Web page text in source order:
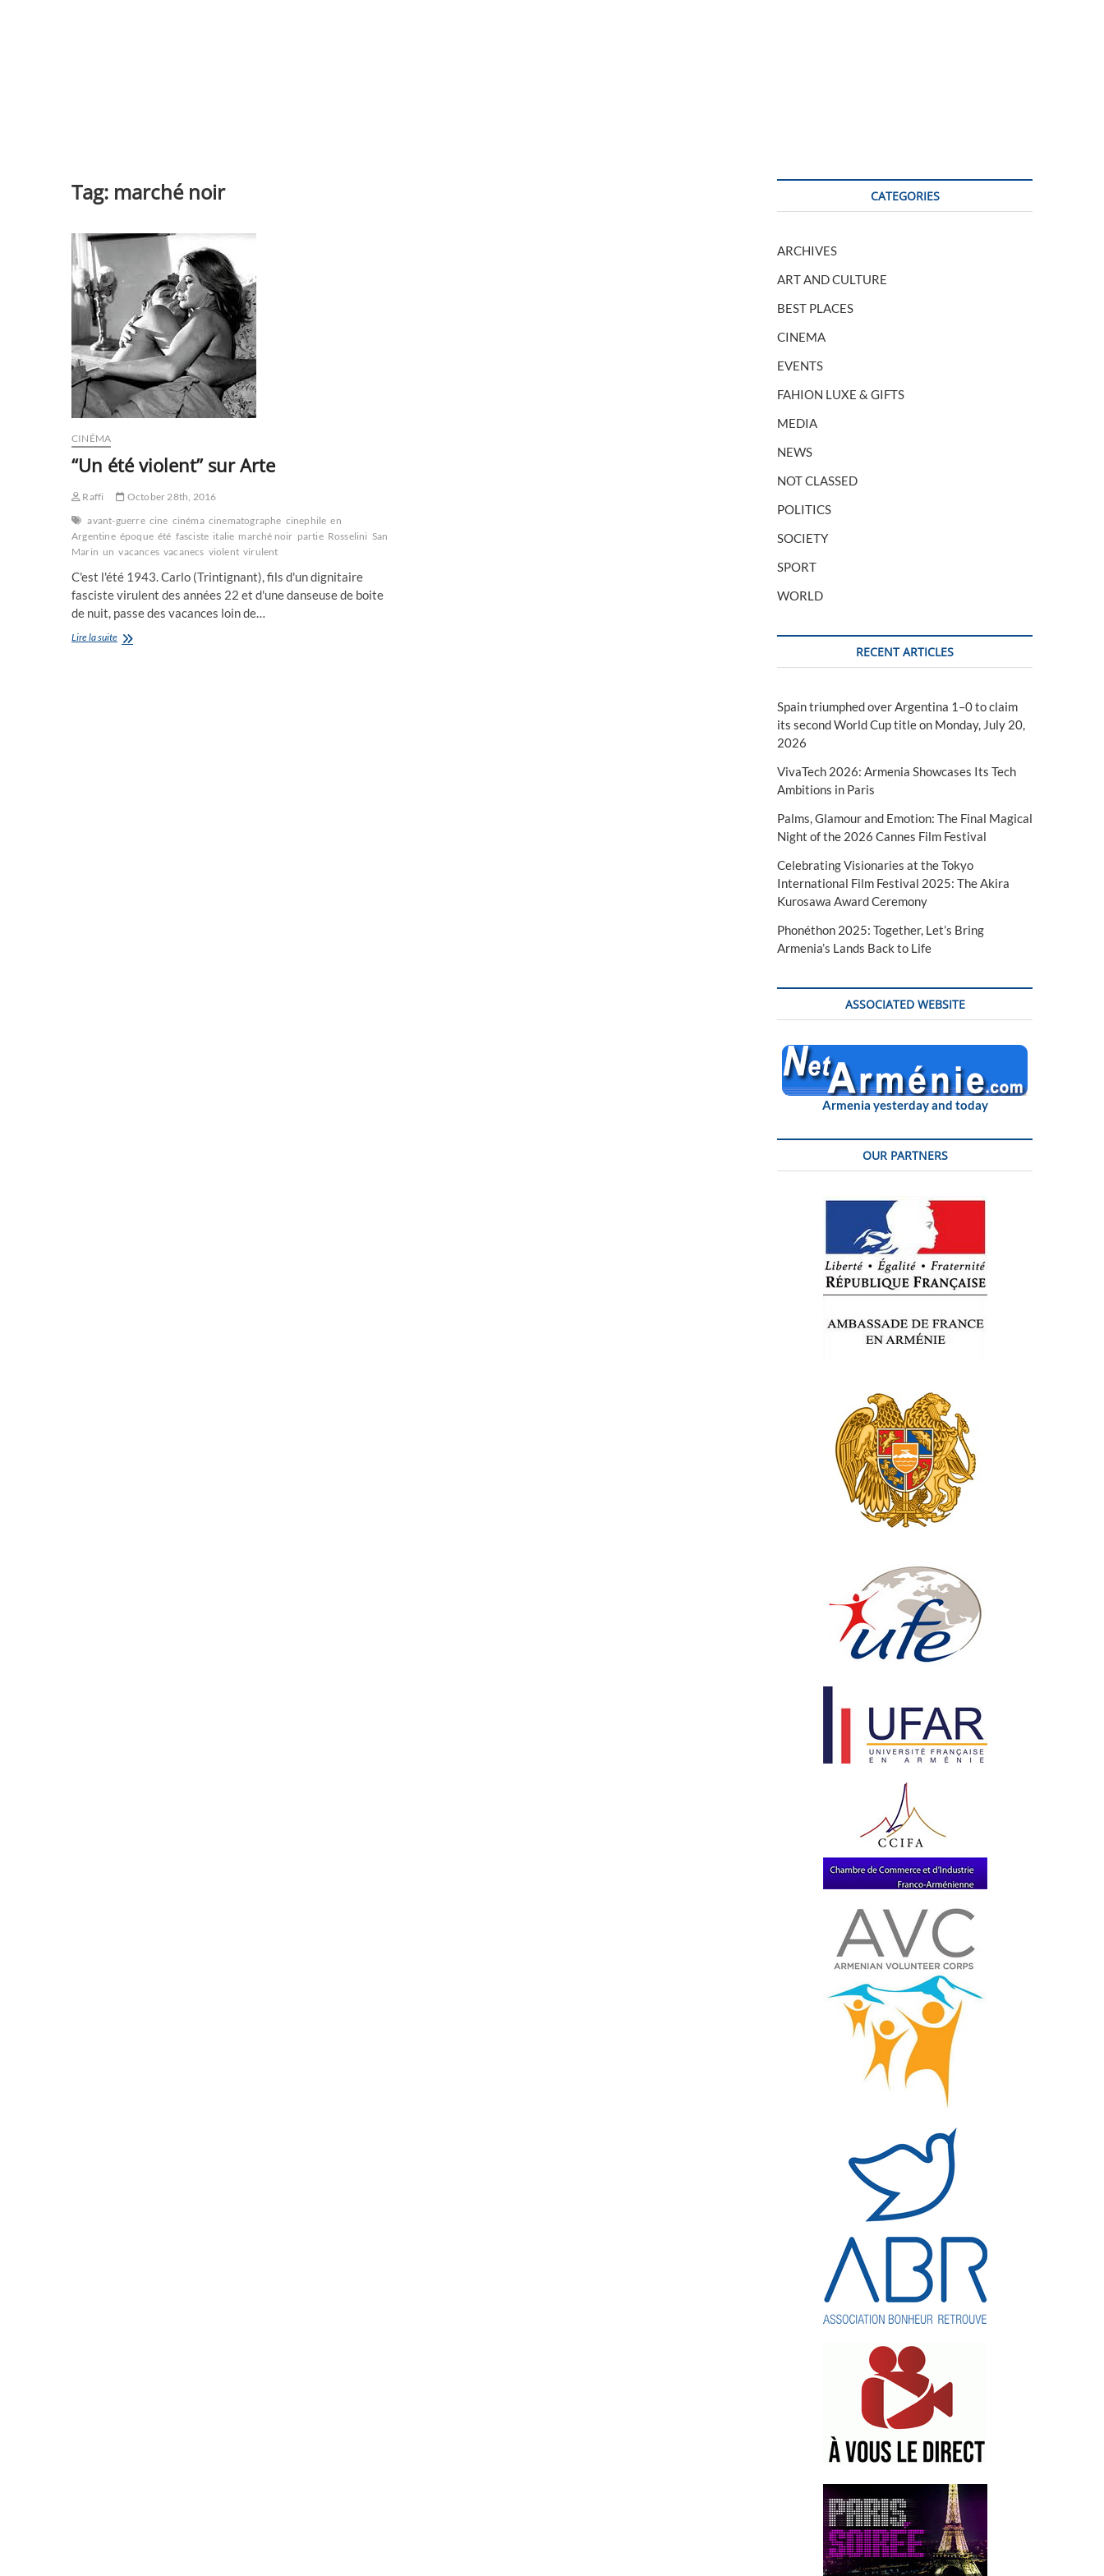
Tag: marché noir
CINÉMA
“Un été violent” sur Arte
Raffi
October 28th, 2016
avant-guerre cine cinéma cinematographe cinephile en
Argentine époque été fasciste italie marché noir partie Rosselini San
Marin un vacances vacanecs violent virulent
C'est l'été 1943. Carlo (Trintignant), fils d'un dignitaire
fasciste virulent des années 22 et d'une danseuse de boite
de nuit, passe des vacances loin de…
Lire la suite“Un
CATEGORIES
ARCHIVES
ART AND CULTURE
BEST PLACES
CINEMA
EVENTS
FAHION LUXE & GIFTS
MEDIA
NEWS
NOT CLASSED
POLITICS
SOCIETY
SPORT
WORLD
RECENT ARTICLES
Spain triumphed over Argentina 1–0 to claim
its second World Cup title on Monday, July 20,
2026
VivaTech 2026: Armenia Showcases Its Tech
Ambitions in Paris
Palms, Glamour and Emotion: The Final Magical
Night of the 2026 Cannes Film Festival
Celebrating Visionaries at the Tokyo
International Film Festival 2025: The Akira
Kurosawa Award Ceremony
Phonéthon 2025: Together, Let’s Bring
Armenia’s Lands Back to Life
ASSOCIATED WEBSITE
Armenia yesterday and today
OUR PARTNERS